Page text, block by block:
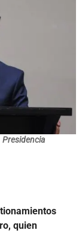
Presidencia
quien